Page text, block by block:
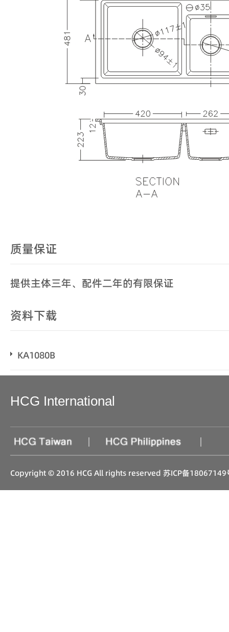
质量保证
提供主体三年、配件二年的有限保证
资料下载
KA1080B
HCG International
| |
Copyright © 2016 HCG All rights reserved 苏ICP备